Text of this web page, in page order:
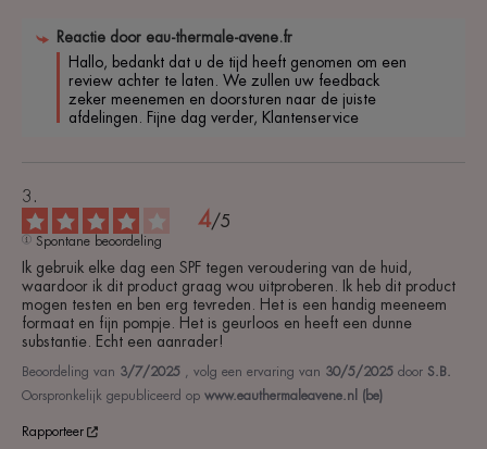
Reactie door eau-thermale-avene.fr
Hallo, bedankt dat u de tijd heeft genomen om een
review achter te laten. We zullen uw feedback
zeker meenemen en doorsturen naar de juiste
afdelingen. Fijne dag verder, Klantenservice
4/5
Spontane beoordeling
Ik gebruik elke dag een SPF tegen veroudering van de huid,
waardoor ik dit product graag wou uitproberen. Ik heb dit product
mogen testen en ben erg tevreden. Het is een handig meeneem
formaat en fijn pompje. Het is geurloos en heeft een dunne
substantie. Echt een aanrader!
Beoordeling van 3/7/2025 , volg een ervaring van 30/5/2025 door S.B.
Oorspronkelijk gepubliceerd op www.eauthermaleavene.nl (be)
Rapporteer